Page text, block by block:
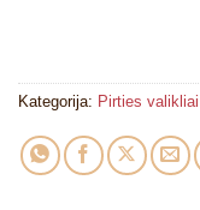
Kategorija: Pirties valikliai